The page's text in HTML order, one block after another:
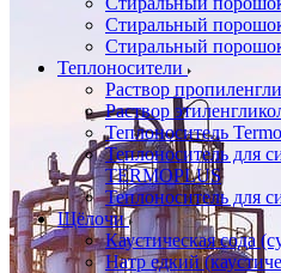
Стиральный
Стиральный
Теплоносители
Раствор
Раствор
Теплоноситель
Теплоноситель для
TERMOPLUS
Теплоноситель для
Щёлочи
Каустическая сода
Натр едкий